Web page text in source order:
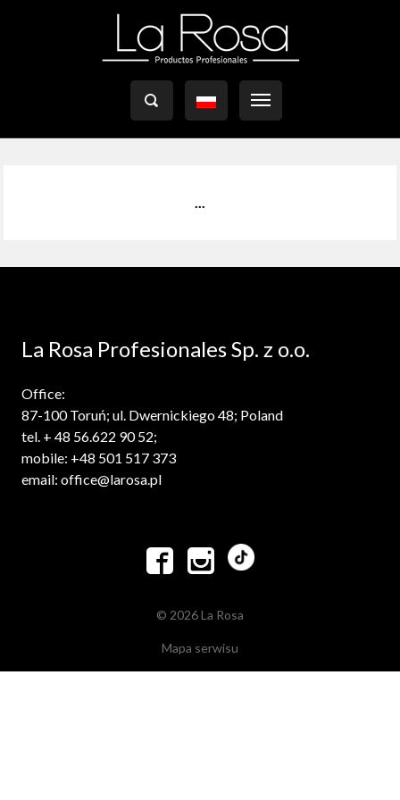

...
La Rosa Profesionales Sp. z o.o.
Office:
87-100 Toruń; ul. Dwernickiego 48; Poland
tel. + 48 56.622 90 52;
mobile: +48 501 517 373
email: office@larosa.pl
 
© 2026 La Rosa
Mapa serwisu